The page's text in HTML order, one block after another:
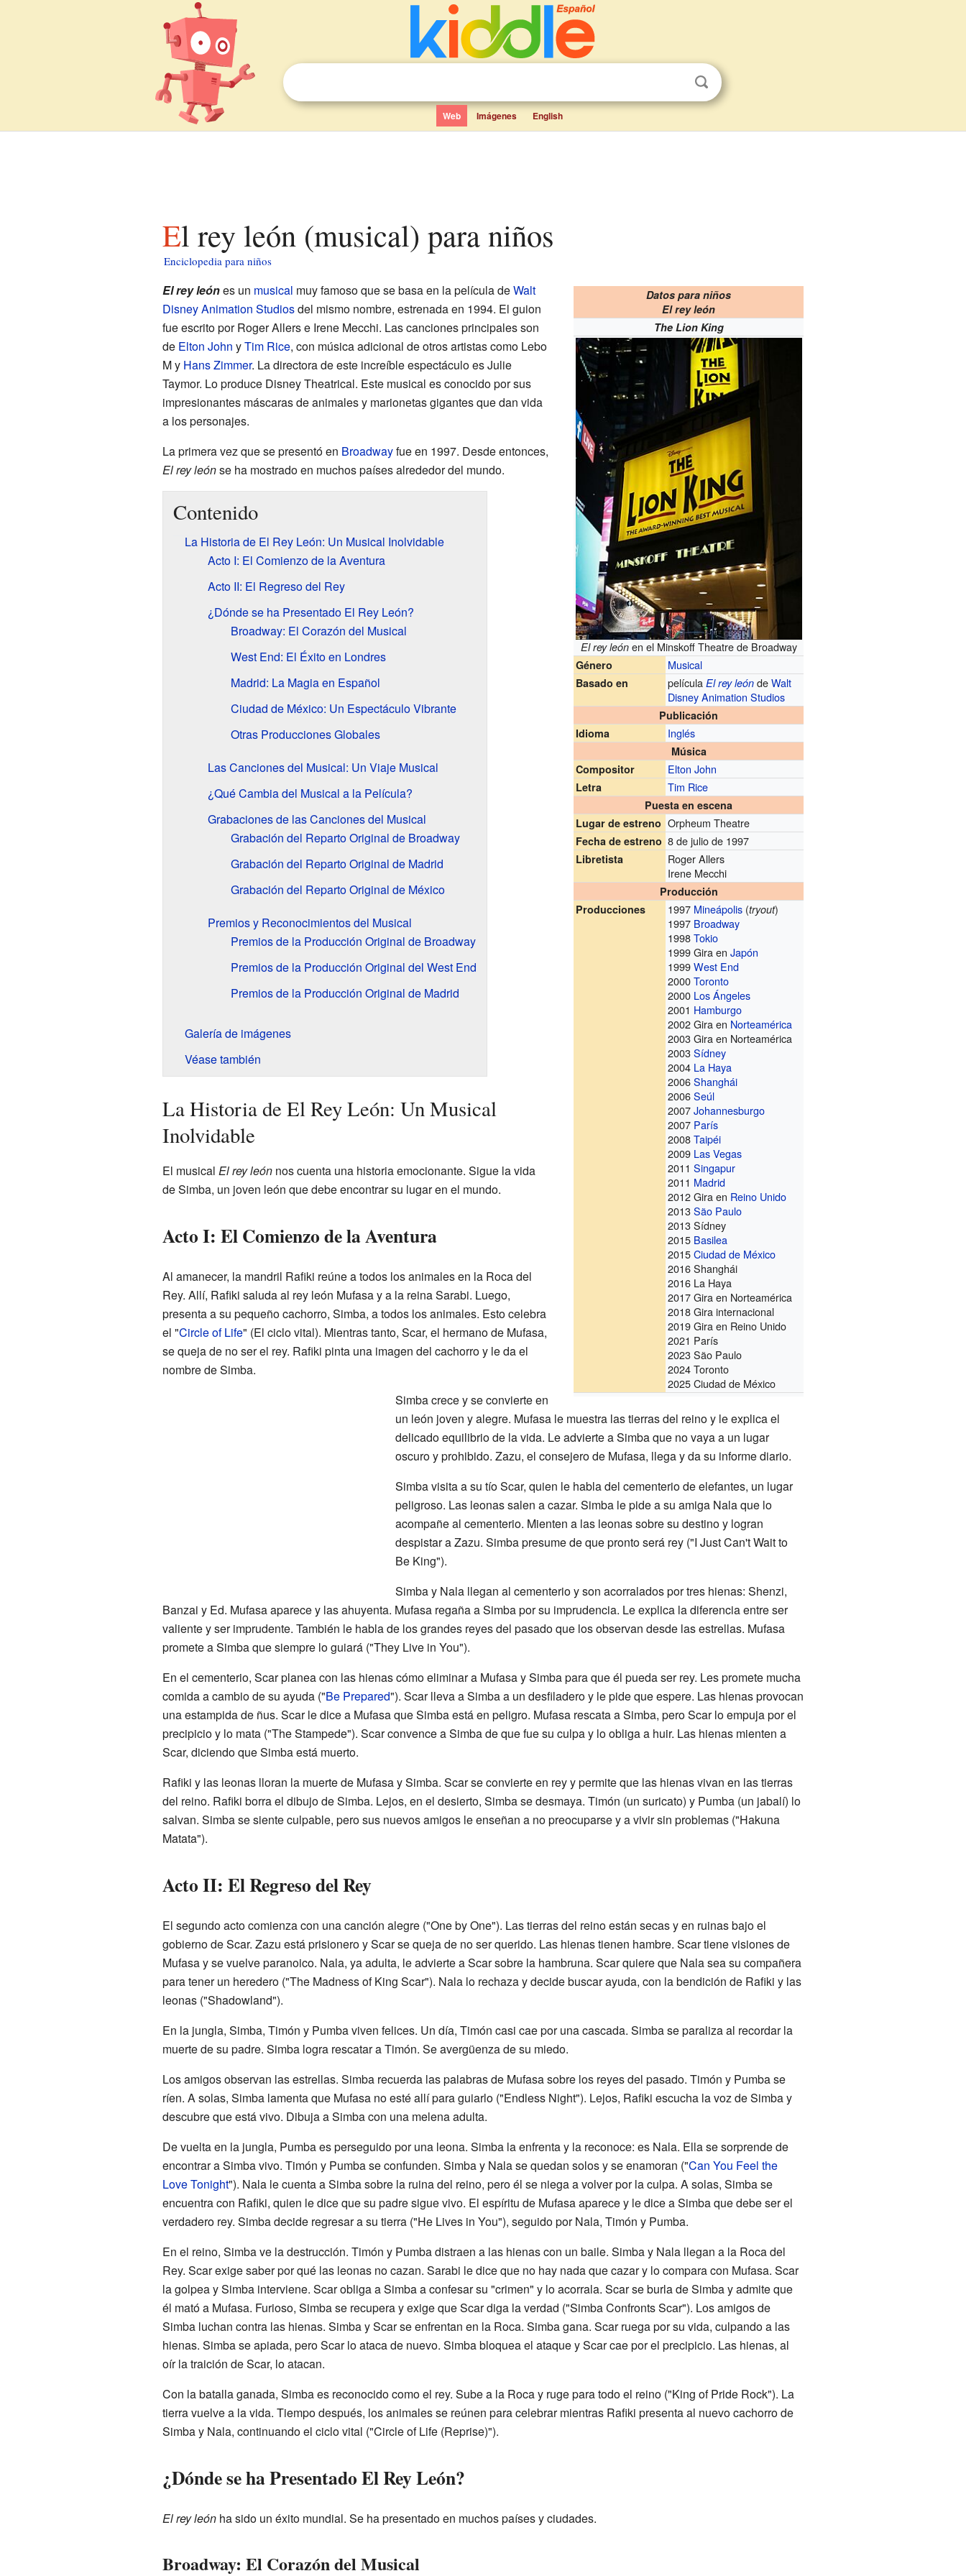
Web Imágenes English
El rey león (musical) para niños
Enciclopedia para niños
Datos para niños
El rey león
The Lion King
El rey leónen el Minskoff Theatre de Broadway
Género Musical
Basado en películaEl rey león deWalt
Disney Animation Studios
Publicación
Idioma
Inglés
Música
Compositor
Elton John
Letra Tim Rice
Puesta en escena
Lugar de estreno Orpheum Theatre
Fecha de estreno 8 de julio de 1997
Libretista
Roger Allers
Irene Mecchi
Producción
Producciones
1997 Mineápolis (tryout)
1997 Broadway
1998Tokio
1999 Gira enJapón
1999West End
2000Toronto
2000 Los Ángeles
2001 Hamburgo
2002 Gira en Norteamérica
2003 Gira en Norteamérica
2003Sídney
2004 La Haya
2006Shanghái
2006Seúl
2007Johannesburgo
2007 París
2008Taipéi
2009 Las Vegas
2011Singapur
2011 Madrid
2012 Gira en Reino Unido
2013São Paulo
2013 Sídney
2015 Basilea
2015Ciudad de México
2016 Shanghái
2016 La Haya
2017 Gira en Norteamérica
2018 Gira internacional
2019 Gira en Reino Unido
2021 París
2023 São Paulo
2024 Toronto
2025 Ciudad de México
El rey leónes un musical muy famoso que se basa en la película deWalt
Disney Animation Studiosdel mismo nombre, estrenada en 1994. El guion
fue escrito por Roger Allers e Irene Mecchi. Las canciones principales son
de Elton John yTim Rice, con música adicional de otros artistas como Lebo
M y Hans Zimmer. La directora de este increíble espectáculo es Julie
Taymor. Lo produce Disney Theatrical. Este musical es conocido por sus
impresionantes máscaras de animales y marionetas gigantes que dan vida
a los personajes.
La primera vez que se presentó en Broadwayfue en 1997. Desde entonces,
El rey leónse ha mostrado en muchos países alrededor del mundo.
Contenido
La Historia de El Rey León: Un Musical Inolvidable
Acto I: El Comienzo de la Aventura
Acto II: El Regreso del Rey
¿Dónde se ha Presentado El Rey León?
Broadway: El Corazón del Musical
West End: El Éxito en Londres
Madrid: La Magia en Español
Ciudad de México: Un Espectáculo Vibrante
Otras Producciones Globales
Las Canciones del Musical: Un Viaje Musical
¿Qué Cambia del Musical a la Película?
Grabaciones de las Canciones del Musical
Grabación del Reparto Original de Broadway
Grabación del Reparto Original de Madrid
Grabación del Reparto Original de México
Premios y Reconocimientos del Musical
Premios de la Producción Original de Broadway
Premios de la Producción Original del West End
Premios de la Producción Original de Madrid
Galería de imágenes
Véase también
La Historia de El Rey León: Un Musical
Inolvidable
El musical El rey leónnos cuenta una historia emocionante. Sigue la vida
de Simba, un joven león que debe encontrar su lugar en el mundo.
Acto I: El Comienzo de la Aventura
Al amanecer, la mandril Rafiki reúne a todos los animales en la Roca del
Rey. Allí, Rafiki saluda al rey león Mufasa y a la reina Sarabi. Luego,
presenta a su pequeño cachorro, Simba, a todos los animales. Esto celebra
el "Circle of Life" (El ciclo vital). Mientras tanto, Scar, el hermano de Mufasa,
se queja de no ser el rey. Rafiki pinta una imagen del cachorro y le da el
nombre de Simba.
Simba crece y se convierte en
un león joven y alegre. Mufasa le muestra las tierras del reino y le explica el
delicado equilibrio de la vida. Le advierte a Simba que no vaya a un lugar
oscuro y prohibido. Zazu, el consejero de Mufasa, llega y da su informe diario.
Simba visita a su tío Scar, quien le habla del cementerio de elefantes, un lugar
peligroso. Las leonas salen a cazar. Simba le pide a su amiga Nala que lo
acompañe al cementerio. Mienten a las leonas sobre su destino y logran
despistar a Zazu. Simba presume de que pronto será rey ("I Just Can't Wait to
Be King").
Simba y Nala llegan al cementerio y son acorralados por tres hienas: Shenzi,
Banzai y Ed. Mufasa aparece y las ahuyenta. Mufasa regaña a Simba por su imprudencia. Le explica la diferencia entre ser
valiente y ser imprudente. También le habla de los grandes reyes del pasado que los observan desde las estrellas. Mufasa
promete a Simba que siempre lo guiará ("They Live in You").
En el cementerio, Scar planea con las hienas cómo eliminar a Mufasa y Simba para que él pueda ser rey. Les promete mucha
comida a cambio de su ayuda ("Be Prepared"). Scar lleva a Simba a un desfiladero y le pide que espere. Las hienas provocan
una estampida de ñus. Scar le dice a Mufasa que Simba está en peligro. Mufasa rescata a Simba, pero Scar lo empuja por el
precipicio y lo mata ("The Stampede"). Scar convence a Simba de que fue su culpa y lo obliga a huir. Las hienas mienten a
Scar, diciendo que Simba está muerto.
Rafiki y las leonas lloran la muerte de Mufasa y Simba. Scar se convierte en rey y permite que las hienas vivan en las tierras
del reino. Rafiki borra el dibujo de Simba. Lejos, en el desierto, Simba se desmaya. Timón (un suricato) y Pumba (un jabalí) lo
salvan. Simba se siente culpable, pero sus nuevos amigos le enseñan a no preocuparse y a vivir sin problemas ("Hakuna
Matata").
Acto II: El Regreso del Rey
El segundo acto comienza con una canción alegre ("One by One"). Las tierras del reino están secas y en ruinas bajo el
gobierno de Scar. Zazu está prisionero y Scar se queja de no ser querido. Las hienas tienen hambre. Scar tiene visiones de
Mufasa y se vuelve paranoico. Nala, ya adulta, le advierte a Scar sobre la hambruna. Scar quiere que Nala sea su compañera
para tener un heredero ("The Madness of King Scar"). Nala lo rechaza y decide buscar ayuda, con la bendición de Rafiki y las
leonas ("Shadowland").
En la jungla, Simba, Timón y Pumba viven felices. Un día, Timón casi cae por una cascada. Simba se paraliza al recordar la
muerte de su padre. Simba logra rescatar a Timón. Se avergüenza de su miedo.
Los amigos observan las estrellas. Simba recuerda las palabras de Mufasa sobre los reyes del pasado. Timón y Pumba se
ríen. A solas, Simba lamenta que Mufasa no esté allí para guiarlo ("Endless Night"). Lejos, Rafiki escucha la voz de Simba y
descubre que está vivo. Dibuja a Simba con una melena adulta.
De vuelta en la jungla, Pumba es perseguido por una leona. Simba la enfrenta y la reconoce: es Nala. Ella se sorprende de
encontrar a Simba vivo. Timón y Pumba se confunden. Simba y Nala se quedan solos y se enamoran ("Can You Feel the
Love Tonight"). Nala le cuenta a Simba sobre la ruina del reino, pero él se niega a volver por la culpa. A solas, Simba se
encuentra con Rafiki, quien le dice que su padre sigue vivo. El espíritu de Mufasa aparece y le dice a Simba que debe ser el
verdadero rey. Simba decide regresar a su tierra ("He Lives in You"), seguido por Nala, Timón y Pumba.
En el reino, Simba ve la destrucción. Timón y Pumba distraen a las hienas con un baile. Simba y Nala llegan a la Roca del
Rey. Scar exige saber por qué las leonas no cazan. Sarabi le dice que no hay nada que cazar y lo compara con Mufasa. Scar
la golpea y Simba interviene. Scar obliga a Simba a confesar su "crimen" y lo acorrala. Scar se burla de Simba y admite que
él mató a Mufasa. Furioso, Simba se recupera y exige que Scar diga la verdad ("Simba Confronts Scar"). Los amigos de
Simba luchan contra las hienas. Simba y Scar se enfrentan en la Roca. Simba gana. Scar ruega por su vida, culpando a las
hienas. Simba se apiada, pero Scar lo ataca de nuevo. Simba bloquea el ataque y Scar cae por el precipicio. Las hienas, al
oír la traición de Scar, lo atacan.
Con la batalla ganada, Simba es reconocido como el rey. Sube a la Roca y ruge para todo el reino ("King of Pride Rock"). La
tierra vuelve a la vida. Tiempo después, los animales se reúnen para celebrar mientras Rafiki presenta al nuevo cachorro de
Simba y Nala, continuando el ciclo vital ("Circle of Life (Reprise)").
¿Dónde se ha Presentado El Rey León?
El rey leónha sido un éxito mundial. Se ha presentado en muchos países y ciudades.
Broadway: El Corazón del Musical